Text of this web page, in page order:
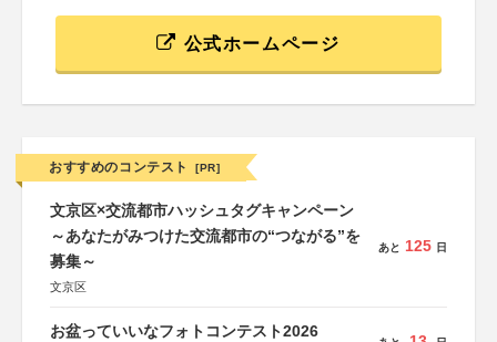
公式ホームページ
おすすめのコンテスト [PR]
文京区×交流都市ハッシュタグキャンペーン
～あなたがみつけた交流都市の“つながる”を
募集～
文京区
あと 125 日
お盆っていいなフォトコンテスト2026